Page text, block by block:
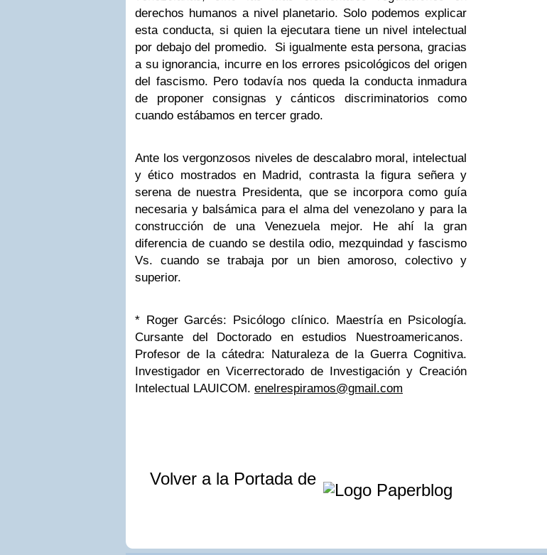
derechos humanos a nivel planetario. Solo podemos explicar
esta conducta, si quien la ejecutara tiene un nivel intelectual
por debajo del promedio. Si igualmente esta persona, gracias
a su ignorancia, incurre en los errores psicológicos del origen
del fascismo. Pero todavía nos queda la conducta inmadura
de proponer consignas y cánticos discriminatorios como
cuando estábamos en tercer grado.
Ante los vergonzosos niveles de descalabro moral, intelectual
y ético mostrados en Madrid, contrasta la figura señera y
serena de nuestra Presidenta, que se incorpora como guía
necesaria y balsámica para el alma del venezolano y para la
construcción de una Venezuela mejor. He ahí la gran
diferencia de cuando se destila odio, mezquindad y fascismo
Vs. cuando se trabaja por un bien amoroso, colectivo y
superior.
* Roger Garcés: Psicólogo clínico. Maestría en Psicología.
Cursante del Doctorado en estudios Nuestroamericanos.
Profesor de la cátedra: Naturaleza de la Guerra Cognitiva.
Investigador en Vicerrectorado de Investigación y Creación
Intelectual LAUICOM. enelrespiramos@gmail.com
Volver a la Portada de